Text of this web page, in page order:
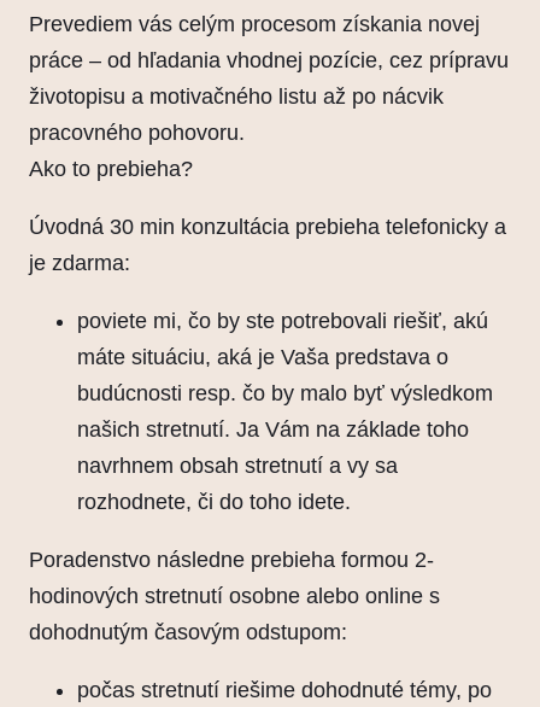
Prevediem vás celým procesom získania novej
práce – od hľadania vhodnej pozície, cez prípravu
životopisu a motivačného listu až po nácvik
pracovného pohovoru.
Ako to prebieha?
Úvodná 30 min konzultácia prebieha telefonicky a
je zdarma:
poviete mi, čo by ste potrebovali riešiť, akú
máte situáciu, aká je Vaša predstava o
budúcnosti resp. čo by malo byť výsledkom
našich stretnutí. Ja Vám na základe toho
navrhnem obsah stretnutí a vy sa
rozhodnete, či do toho idete.
Poradenstvo následne prebieha formou 2-
hodinových stretnutí osobne alebo online s
dohodnutým časovým odstupom:
počas stretnutí riešime dohodnuté témy, po